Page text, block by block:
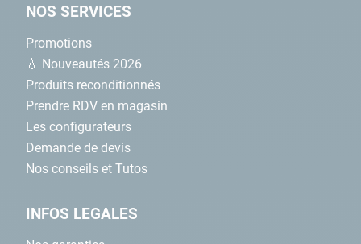
NOS SERVICES
Promotions
💧 Nouveautés 2026
Produits reconditionnés
Prendre RDV en magasin
Les configurateurs
Demande de devis
Nos conseils et Tutos
INFOS LEGALES